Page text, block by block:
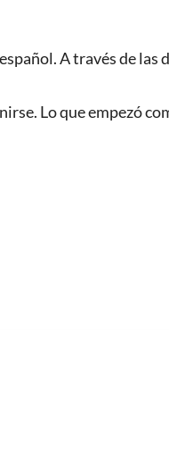
A través de las
Lo que empezó